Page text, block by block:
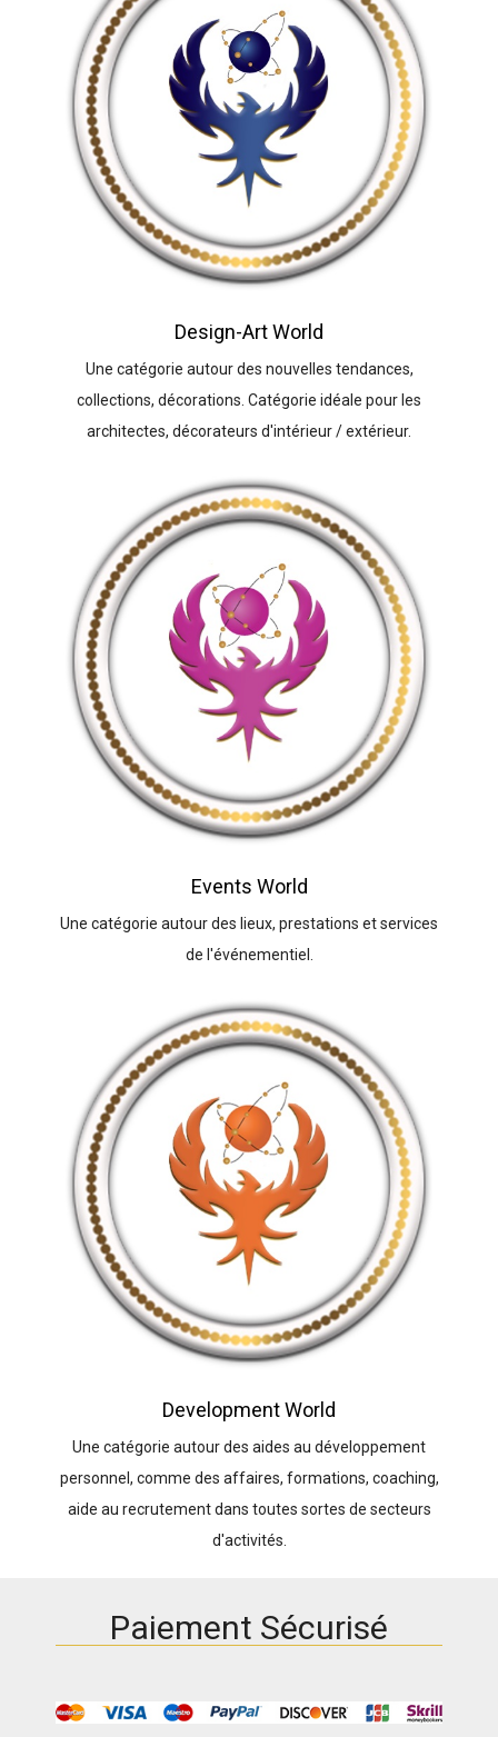
Design-Art World
Une catégorie autour des nouvelles tendances,
collections, décorations. Catégorie idéale pour les
architectes, décorateurs d'intérieur / extérieur.
Events World
Une catégorie autour des lieux, prestations et services
de l'événementiel.
Development World
Une catégorie autour des aides au développement
personnel, comme des affaires, formations, coaching,
aide au recrutement dans toutes sortes de secteurs
d'activités.
Paiement Sécurisé